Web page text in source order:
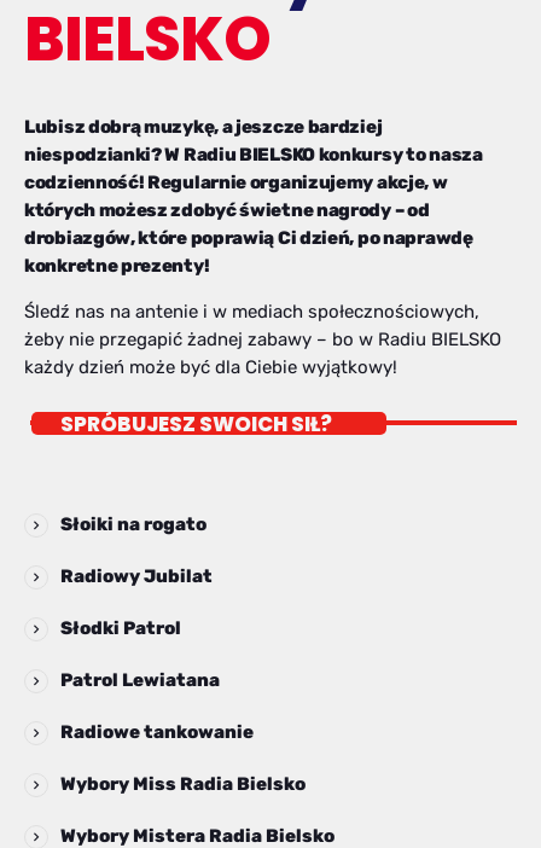
BIELSKO
Lubisz dobrą muzykę, a jeszcze bardziej
niespodzianki? W Radiu BIELSKO konkursy to nasza
codzienność! Regularnie organizujemy akcje, w
których możesz zdobyć świetne nagrody – od
drobiazgów, które poprawią Ci dzień, po naprawdę
konkretne prezenty!
Śledź nas na antenie i w mediach społecznościowych,
żeby nie przegapić żadnej zabawy – bo w Radiu BIELSKO
każdy dzień może być dla Ciebie wyjątkowy!
SPRÓBUJESZ SWOICH SIŁ?
Słoiki na rogato
Radiowy Jubilat
Słodki Patrol
Patrol Lewiatana
Radiowe tankowanie
Wybory Miss Radia Bielsko
Wybory Mistera Radia Bielsko